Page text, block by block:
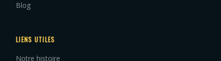
Blog
LIENS UTILES
Notre histoire